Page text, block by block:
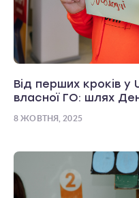
Від перших кроків у
власної ГО: шлях
8 ЖОВТНЯ, 2025